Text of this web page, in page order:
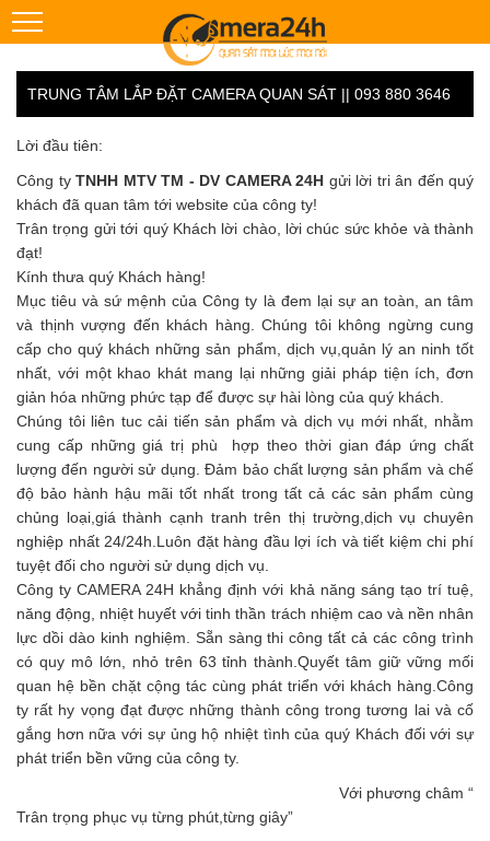
TRUNG TÂM LẮP ĐẶT CAMERA QUAN SÁT || 093 880 3646
Lời đầu tiên:
Công ty TNHH MTV TM - DV CAMERA 24H gửi lời tri ân đến quý
khách đã quan tâm tới website của công ty!
Trân trọng gửi tới quý Khách lời chào, lời chúc sức khỏe và thành
đạt!
Kính thưa quý Khách hàng!
Mục tiêu và sứ mệnh của Công ty là đem lại sự an toàn, an tâm
và thịnh vượng đến khách hàng. Chúng tôi không ngừng cung
cấp cho quý khách những sản phẩm, dịch vụ,quản lý an ninh tốt
nhất, với một khao khát mang lại những giải pháp tiện ích, đơn
giản hóa những phức tạp để được sự hài lòng của quý khách.
Chúng tôi liên tuc cải tiến sản phẩm và dịch vụ mới nhất, nhằm
cung cấp những giá trị phù hợp theo thời gian đáp ứng chất
lượng đến người sử dụng. Đảm bảo chất lượng sản phẩm và chế
độ bảo hành hậu mãi tốt nhất trong tất cả các sản phẩm cùng
chủng loại,giá thành cạnh tranh trên thị trường,dịch vụ chuyên
nghiệp nhất 24/24h.Luôn đặt hàng đầu lợi ích và tiết kiệm chi phí
tuyệt đối cho người sử dụng dịch vụ.
Công ty CAMERA 24H khẳng định với khả năng sáng tạo trí tuệ,
năng động, nhiệt huyết với tinh thần trách nhiệm cao và nền nhân
lực dồi dào kinh nghiệm. Sẵn sàng thi công tất cả các công trình
có quy mô lớn, nhỏ trên 63 tỉnh thành.Quyết tâm giữ vững mối
quan hệ bền chặt cộng tác cùng phát triển với khách hàng.Công
ty rất hy vọng đạt được những thành công trong tương lai và cố
gắng hơn nữa với sự ủng hộ nhiệt tình của quý Khách đối với sự
phát triển bền vững của công ty.
Với phương châm “
Trân trọng phục vụ từng phút,từng giây”